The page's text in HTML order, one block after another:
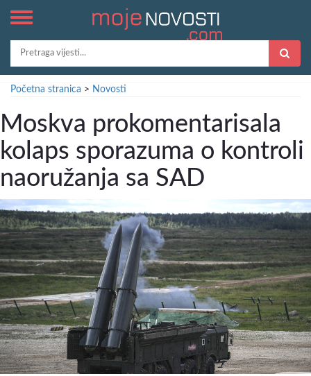
Početna stranica > Novosti
Moskva prokomentarisala
kolaps sporazuma o kontroli
naoružanja sa SAD